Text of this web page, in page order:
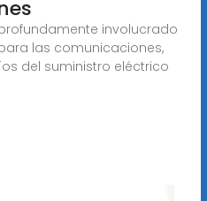
involucrado
las comunicaciones,
del suministro eléctrico